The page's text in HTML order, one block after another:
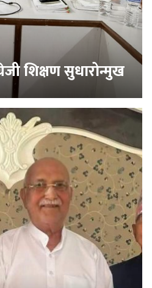
शिक्षण सुधारोन्मुख